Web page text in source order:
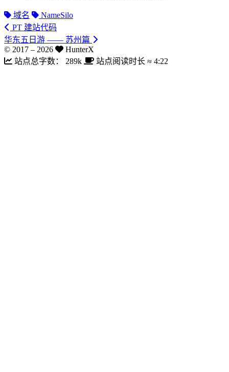
域名
NameSilo
PT 建站代码
华东五日游 —— 苏州篇
© 2017 – 2026
HunterX
站点总字数：
289k 站点阅读时长 ≈ 4:22